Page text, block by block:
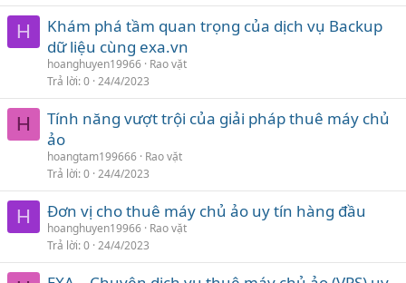
H
Khám phá tầm quan trọng của dịch vụ Backup
dữ liệu cùng exa.vn
hoanghuyen19966 Rao vặt
Trả lời 0 24/4/2023
H
Tính năng vượt trội của giải pháp thuê máy chủ
ảo
hoangtam199666 Rao vặt
Trả lời 0 24/4/2023
H Đơn vị cho thuê máy chủ ảo uy tín hàng đầu
hoanghuyen19966 Rao vặt
Trả lời 0 24/4/2023